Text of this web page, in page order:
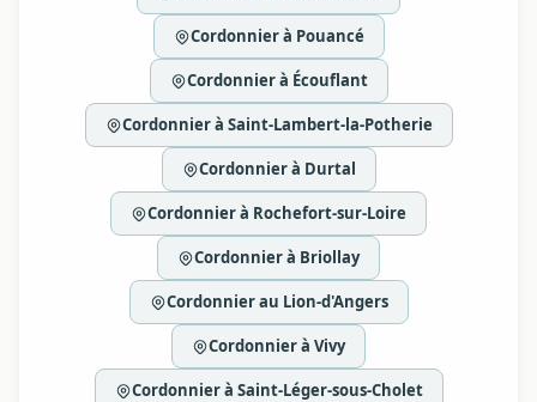
Cordonnier à Pouancé
Cordonnier à Écouflant
Cordonnier à Saint-Lambert-la-Potherie
Cordonnier à Durtal
Cordonnier à Rochefort-sur-Loire
Cordonnier à Briollay
Cordonnier au Lion-d'Angers
Cordonnier à Vivy
Cordonnier à Saint-Léger-sous-Cholet